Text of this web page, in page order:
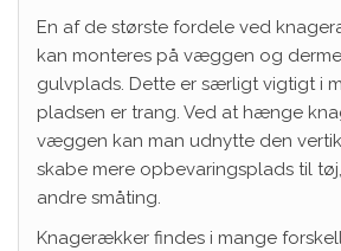
En af de største fordele ved
kan monteres på væggen og
gulvplads. Dette er særligt vigtigt i
pladsen er trang. Ved at hænge
væggen kan man udnytte den
skabe mere opbevaringsplads til
andre småting.
Knagerækker findes i mange